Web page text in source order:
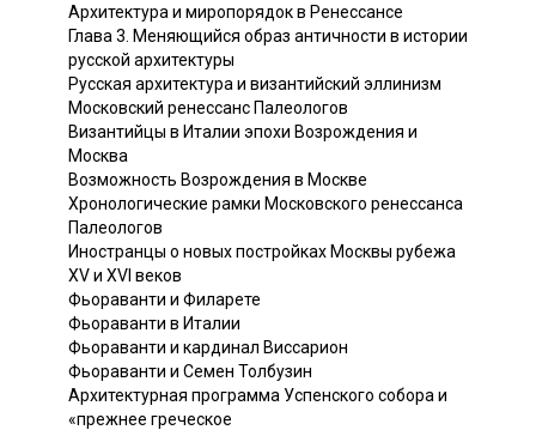
Архитектура и миропорядок в Ренессансе
Глава 3. Меняющийся образ античности в истории
русской архитектуры
Русская архитектура и византийский эллинизм
Московский ренессанс Палеологов
Византийцы в Италии эпохи Возрождения и
Москва
Возможность Возрождения в Москве
Хронологические рамки Московского ренессанса
Палеологов
Иностранцы о новых постройках Москвы рубежа
XV и XVI веков
Фьораванти и Филарете
Фьораванти в Италии
Фьораванти и кардинал Виссарион
Фьораванти и Семен Толбузин
Архитектурная программа Успенского собора и
«прежнее греческое